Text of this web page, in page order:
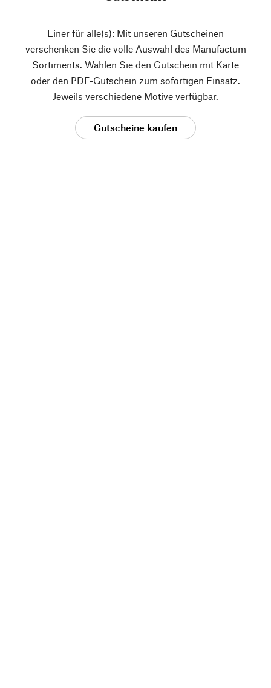
Einer für alle(s): Mit unseren Gutscheinen
verschenken Sie die volle Auswahl des Manufactum
Sortiments. Wählen Sie den Gutschein mit Karte
oder den PDF-Gutschein zum sofortigen Einsatz.
Jeweils verschiedene Motive verfügbar.
Gutscheine kaufen